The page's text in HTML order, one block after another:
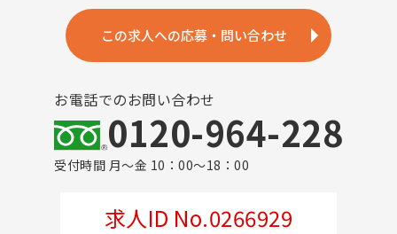
この求人への応募・問い合わせ
お電話でのお問い合わせ
0120-964-228
受付時間 月～金 10：00～18：00
求人ID No.0266929